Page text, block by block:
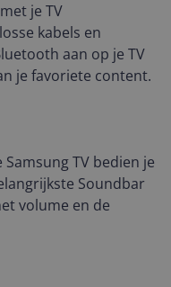
je TV
kabels en
aan op je TV
je favoriete content.
TV bedien je
Soundbar
volume en de